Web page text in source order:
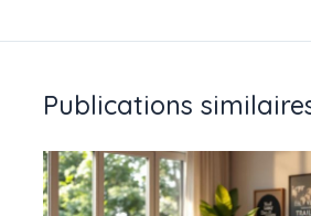
Publications